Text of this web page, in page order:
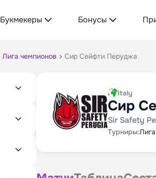
Букмекеры Бонусы
Лига чемпионов Сир Сейфти Перуджа
Italy
Сир
Sir Safety
Турниры: